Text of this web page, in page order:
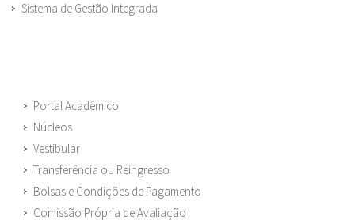
Sistema de Gestão Integrada
Portal Acadêmico
Núcleos
Vestibular
Transferência ou Reingresso
Bolsas e Condições de Pagamento
Comissão Própria de Avaliação